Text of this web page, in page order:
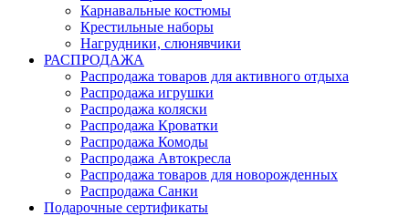
Карнавальные костюмы
Крестильные наборы
Нагрудники, слюнявчики
РАСПРОДАЖА
Распродажа товаров для активного отдыха
Распродажа игрушки
Распродажа коляски
Распродажа Кроватки
Распродажа Комоды
Распродажа Автокресла
Распродажа товаров для новорожденных
Распродажа Санки
Подарочные сертификаты